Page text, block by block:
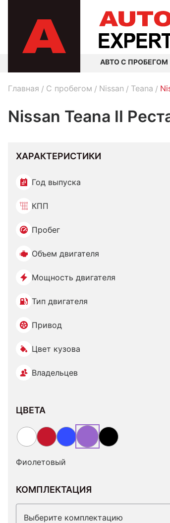
АВТО С ПРОБЕГОМ
Главная C пробегом Nissan Teana
Nissan Teana II
ХАРАКТЕРИСТИКИ
Год выпуска
КПП
Пробег
Объем двигателя
Мощность двигателя
Тип двигателя
Привод
Цвет кузова
Владельцев
ЦВЕТА
Фиолетовый
КОМПЛЕКТАЦИЯ
Выберите комплектацию